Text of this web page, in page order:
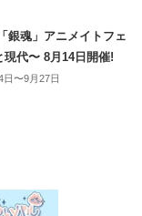
銀魂」アニメイトフェ
現代〜 8月14日開催!
日〜9月27日